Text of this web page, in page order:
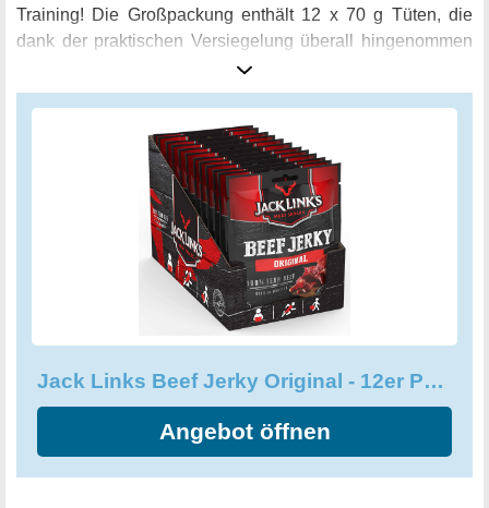
Training! Die Großpackung enthält 12 x 70 g Tüten, die
dank der praktischen Versiegelung überall hingenommen
Jack Links Beef Jerky Original - 12er Pack 12 x 70 g
Angebot öffnen